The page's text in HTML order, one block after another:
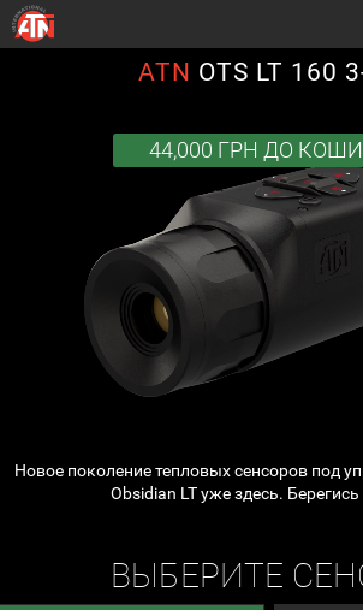
ATN OTS LT 160
44,000 ГРН ДО
Новое поколение тепловых сенсоров под
Obsidian LT уже здесь.
ВЫБЕРИТЕ